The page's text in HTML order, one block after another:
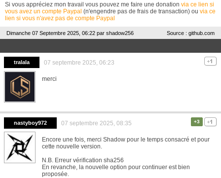
Si vous appréciez mon travail vous pouvez me faire une donation via ce lien si
vous avez un compte Paypal (n'engendre pas de frais de transaction) ou via ce
lien si vous n'avez pas de compte Paypal
Dimanche 07 Septembre 2025, 06:22 par shadow256 Source : github.com
tralala 07 septembre 2025, 06:23
merci
nastyboy972 07 septembre 2025, 08:35 +3
Encore une fois, merci Shadow pour le temps consacré et pour
cette nouvelle version.
N.B. Erreur vérification sha256
En revanche, la nouvelle option pour continuer est bien
proposée.